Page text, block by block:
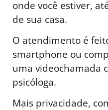
onde você estiver,
de sua casa.
O atendimento é
smartphone ou
uma videochamada
psicóloga.
Mais privacidade,